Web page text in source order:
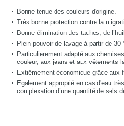
Bonne tenue des couleurs d'origine.
Très bonne protection contre la
Bonne élimination des taches, de
Plein pouvoir de lavage à partir de 30
Particulièrement adapté aux
couleur, aux jeans et aux vêtements
Extrêmement économique grâce aux
Egalement approprié en cas d'eau
complexation d’une quantité de sels